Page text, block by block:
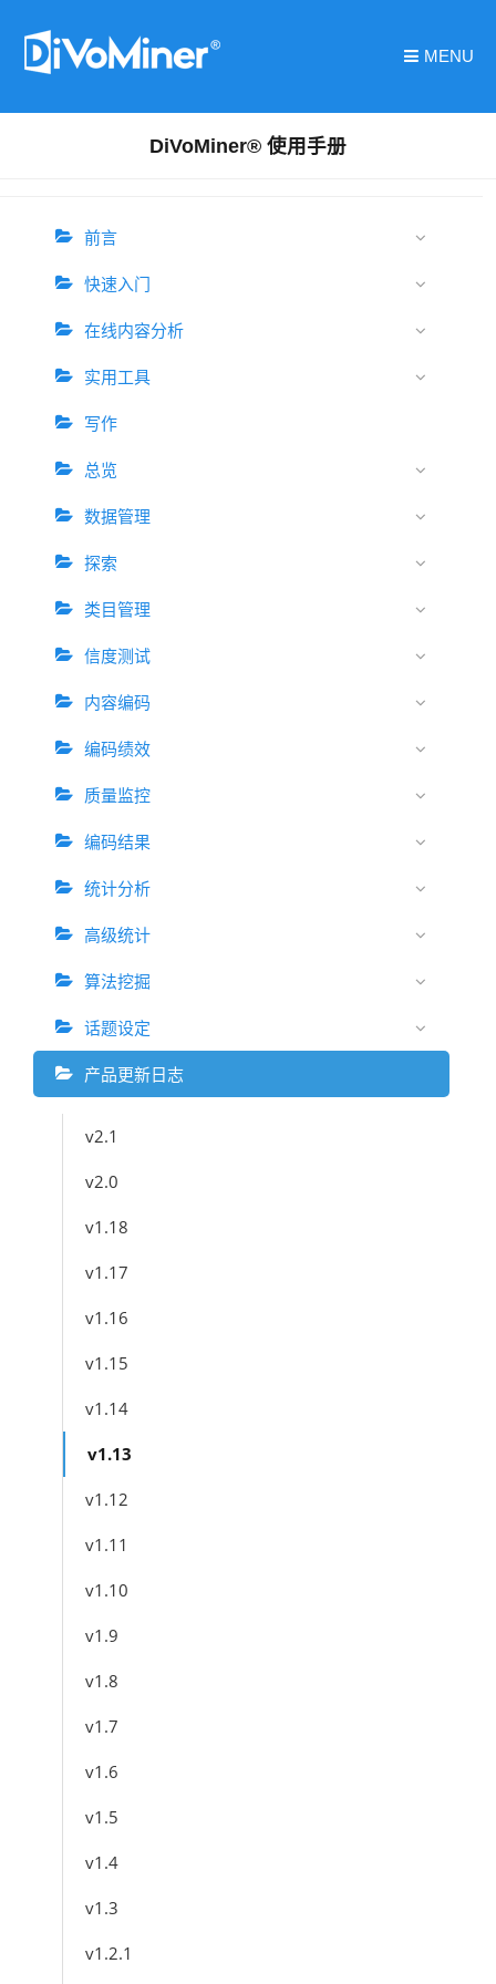
MENU
DiVoMiner® 使用手册
前言
快速入门
在线内容分析
实用工具
写作
总览
数据管理
探索
类目管理
信度测试
内容编码
编码绩效
质量监控
编码结果
统计分析
高级统计
算法挖掘
话题设定
产品更新日志
v2.1
v2.0
v1.18
v1.17
v1.16
v1.15
v1.14
v1.13
v1.12
v1.11
v1.10
v1.9
v1.8
v1.7
v1.6
v1.5
v1.4
v1.3
v1.2.1